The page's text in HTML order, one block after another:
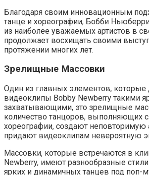
Благодаря своим инновационным
танце и хореографии, Бобби
из наиболее уважаемых артистов в
продолжает восхищать своими
протяжении многих лет.
Зрелищные Массовки
Один из главных элементов, которые
видеоклипы Bobby Newberry такими
захватывающими, это зрелищные
количество танцоров, выполняющих
хореографии, создают неповторимую
придают видеоклипам невероятную
Массовки, которые встречаются в
Newberry, имеют разнообразные
ярких и динамичных танцев под поп-